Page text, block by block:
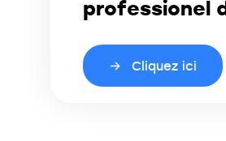
professionel
Cliquez ici